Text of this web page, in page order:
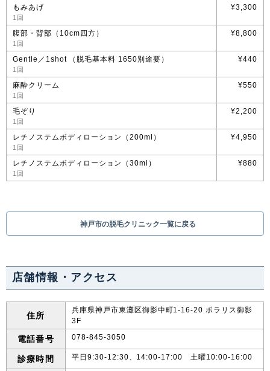
もみあげ
1回
¥3,300
腹部・背部（10cm四方）
1回
¥8,800
Gentle／1shot （脱毛基本料 1650別途要）
1回
¥440
麻酔クリーム
1回
¥550
毛ぞり
1回
¥2,200
レチノステムボディローション（200ml）
1回
¥4,950
レチノステムボディローション（30ml）
1回
¥880
神戸市の脱毛クリニック一覧に戻る
店舗情報・アクセス
住所
兵庫県神戸市東灘区御影中町1-16-20 ポラリス御影
3F
電話番号 078-845-3050
診療時間 平日9:30-12:30、14:00-17:00 土曜10:00-16:00